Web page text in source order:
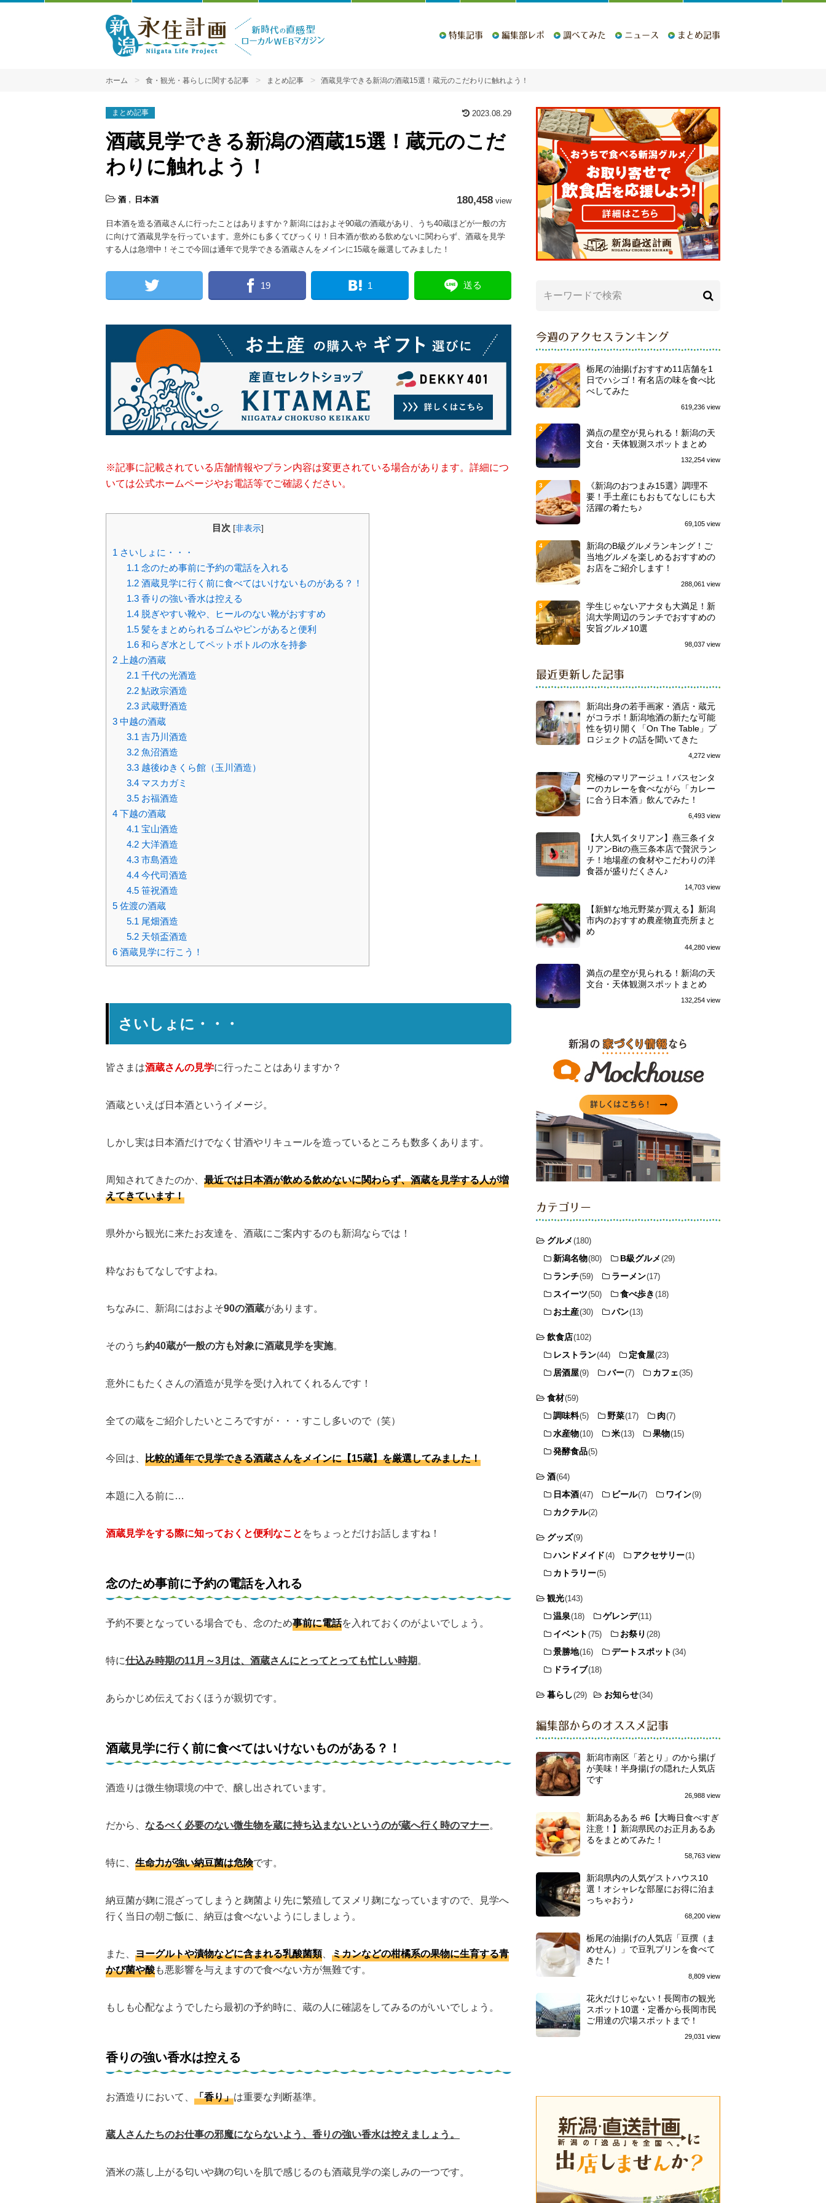
特集記事 編集部レポ 調べてみた ニュース まとめ記事
ホーム 食・観光・暮らしに関する記事 まとめ記事 酒蔵見学できる新潟の酒蔵15選！蔵元のこだわりに触れよう！
まとめ記事 2023.08.29
酒蔵見学できる新潟の酒蔵15選！蔵元のこだ
わりに触れよう！
酒 日本酒 180,458 view
日本酒を造る酒蔵さんに行ったことはありますか？新潟にはおよそ90蔵の酒蔵があり、うち40蔵ほどが一般の方
に向けて酒蔵見学を行っています。意外にも多くてびっくり！日本酒が飲める飲めないに関わらず、酒蔵を見学
する人は急増中！そこで今回は通年で見学できる酒蔵さんをメインに15蔵を厳選してみました！
19 1 送る
※記事に記載されている店舗情報やプラン内容は変更されている場合があります。詳細につ
いては公式ホームページやお電話等でご確認ください。
目次 [非表示]
1 さいしょに・・・
1.1 念のため事前に予約の電話を入れる
1.2酒蔵見学に行く前に食べてはいけないものがある？！
1.3香りの強い香水は控える
1.4脱ぎやすい靴や、ヒールのない靴がおすすめ
1.5髪をまとめられるゴムやピンがあると便利
1.6和らぎ水としてペットボトルの水を持参
2 上越の酒蔵
2.1 千代の光酒造
2.2鮎政宗酒造
2.3武蔵野酒造
3 中越の酒蔵
3.1 吉乃川酒造
3.2魚沼酒造
3.3越後ゆきくら館（玉川酒造）
3.4マスカガミ
3.5お福酒造
4 下越の酒蔵
4.1 宝山酒造
4.2大洋酒造
4.3市島酒造
4.4今代司酒造
4.5笹祝酒造
5 佐渡の酒蔵
5.1 尾畑酒造
5.2天領盃酒造
6 酒蔵見学に行こう！
さいしょに・・・
皆さまは酒蔵さんの見学に行ったことはありますか？
酒蔵といえば日本酒というイメージ。
しかし実は日本酒だけでなく甘酒やリキュールを造っているところも数多くあります。
周知されてきたのか、 最近では日本酒が飲める飲めないに関わらず、酒蔵を見学する人が増
えてきています！
県外から観光に来たお友達を、酒蔵にご案内するのも新潟ならでは！
粋なおもてなしですよね。
ちなみに、新潟にはおよそ90の酒蔵があります。
そのうち約40蔵が一般の方も対象に酒蔵見学を実施。
意外にもたくさんの酒造が見学を受け入れてくれるんです！
全ての蔵をご紹介したいところですが・・・すこし多いので（笑）
今回は、 比較的通年で見学できる酒蔵さんをメインに【15蔵】を厳選してみました！
本題に入る前に…
酒蔵見学をする際に知っておくと便利なこと をちょっとだけお話しますね！
念のため事前に予約の電話を入れる
予約不要となっている場合でも、念のため事前に電話を入れておくのがよいでしょう。
特に仕込み時期の11月～3月は、酒蔵さんにとってとっても忙しい時期 。
あらかじめ伝えておくほうが親切です。
酒蔵見学に行く前に食べてはいけないものがある？！
酒造りは微生物環境の中で、醸し出されています。
だから、 なるべく必要のない微生物を蔵に持ち込まないというのが蔵へ行く時のマナー。
特に、 生命力が強い納豆菌は危険です。
納豆菌が麹に混ざってしまうと麹菌より先に繁殖してヌメリ麹になっていますので、見学へ
行く当日の朝ご飯に、納豆は食べないようにしましょう。
また、 ヨーグルトや漬物などに含まれる乳酸菌類、 ミカンなどの柑橘系の果物に生育する青
かび菌や酸も悪影響を与えますので食べない方が無難です。
もしも心配なようでしたら最初の予約時に、蔵の人に確認をしてみるのがいいでしょう。
香りの強い香水は控える
お酒造りにおいて、 「香り」は重要な判断基準。
蔵人さんたちのお仕事の邪魔にならないよう、香りの強い香水は控えましょう。
酒米の蒸し上がる匂いや麹の匂いを肌で感じるのも酒蔵見学の楽しみの一つです。
今週のアクセスランキング
栃尾の油揚げおすすめ11店舗を1
日でハシゴ！有名店の味を食べ比
べしてみた
619,236 view
満点の星空が見られる！新潟の天
文台・天体観測スポットまとめ
132,254 view
《新潟のおつまみ15選》調理不
要！手土産にもおもてなしにも大
活躍の肴たち♪
69,105 view
新潟のB級グルメランキング！ご
当地グルメを楽しめるおすすめの
お店をご紹介します！
288,061 view
学生じゃないアナタも大満足！新
潟大学周辺のランチでおすすめの
安旨グルメ10選
98,037 view
最近更新した記事
新潟出身の若手画家・酒店・蔵元
がコラボ！新潟地酒の新たな可能
性を切り開く「On The Table」プ
ロジェクトの話を聞いてきた
4,272 view
究極のマリアージュ！バスセンタ
ーのカレーを食べながら「カレー
に合う日本酒」飲んでみた！
6,493 view
【大人気イタリアン】燕三条イタ
リアンBitの燕三条本店で贅沢ラン
チ！地場産の食材やこだわりの洋
食器が盛りだくさん♪
14,703 view
【新鮮な地元野菜が買える】新潟
市内のおすすめ農産物直売所まと
め
44,280 view
満点の星空が見られる！新潟の天
文台・天体観測スポットまとめ
132,254 view
カテゴリー
グルメ(180)
新潟名物(80) B級グルメ(29)
ランチ(59) ラーメン(17)
スイーツ(50) 食べ歩き(18)
お土産(30) パン(13)
飲食店(102)
レストラン(44) 定食屋(23)
居酒屋(9) バー(7) カフェ(35)
食材(59)
調味料(5) 野菜(17) 肉(7)
水産物(10) 米(13) 果物(15)
発酵食品(5)
酒(64)
日本酒(47) ビール(7) ワイン(9)
カクテル(2)
グッズ(9)
ハンドメイド(4) アクセサリー(1)
カトラリー(5)
観光(143)
温泉(18) ゲレンデ(11)
イベント(75) お祭り (28)
景勝地(16) デートスポット(34)
ドライブ(18)
暮らし(29) お知らせ(34)
編集部からのオススメ記事
新潟市南区「若とり」のから揚げ
が美味！半身揚げの隠れた人気店
です
26,988 view
新潟あるある #6【大晦日食べすぎ
注意！】新潟県民のお正月あるあ
るをまとめてみた！
58,763 view
新潟県内の人気ゲストハウス10
選！オシャレな部屋にお得に泊ま
っちゃおう♪
68,200 view
栃尾の油揚げの人気店「豆撰（ま
めせん）」で豆乳プリンを食べて
きた！
8,809 view
花火だけじゃない！長岡市の観光
スポット10選・定番から長岡市民
ご用達の穴場スポットまで！
29,031 view